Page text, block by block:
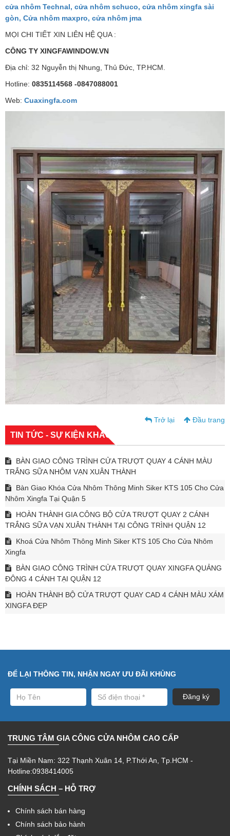
cửa nhôm Technal, cửa nhôm schuco, cửa nhôm xingfa sài
gòn, Cửa nhôm maxpro, cửa nhôm jma
MỌI CHI TIẾT XIN LIÊN HỆ QUA :
CÔNG TY XINGFAWINDOW.VN
Địa chỉ: 32 Nguyễn thị Nhung, Thủ Đức, TP.HCM.
Hotline: 0835114568 -0847088001
Web: Cuaxingfa.com
Trở lại Đầu trang
TIN TỨC - SỰ KIỆN KHÁC
BÀN GIAO CÔNG TRÌNH CỬA TRƯỢT QUAY 4 CÁNH MÀU
TRẮNG SỮA NHÔM VẠN XUÂN THÀNH
Bàn Giao Khóa Cửa Nhôm Thông Minh Siker KTS 105 Cho Cửa
Nhôm Xingfa Tại Quận 5
HOÀN THÀNH GIA CÔNG BỘ CỬA TRƯỢT QUAY 2 CÁNH
TRẮNG SỮA VẠN XUÂN THÀNH TẠI CÔNG TRÌNH QUẬN 12
Khoá Cửa Nhôm Thông Minh Siker KTS 105 Cho Cửa Nhôm
Xingfa
BÀN GIAO CÔNG TRÌNH CỬA TRƯỢT QUAY XINGFA QUẢNG
ĐÔNG 4 CÁNH TẠI QUẬN 12
HOÀN THÀNH BỘ CỬA TRƯỢT QUAY CAD 4 CÁNH MÀU XÁM
XINGFA ĐẸP
ĐỂ LẠI THÔNG TIN, NHẬN NGAY ƯU ĐÃI KHỦNG
TRUNG TÂM GIA CÔNG CỬA NHÔM CAO CẤP
Tại Miền Nam: 322 Thạnh Xuân 14, P.Thới An, Tp.HCM -
Hotline:0938414005
CHÍNH SÁCH – HỖ TRỢ
Chính sách bán hàng
Chính sách bảo hành